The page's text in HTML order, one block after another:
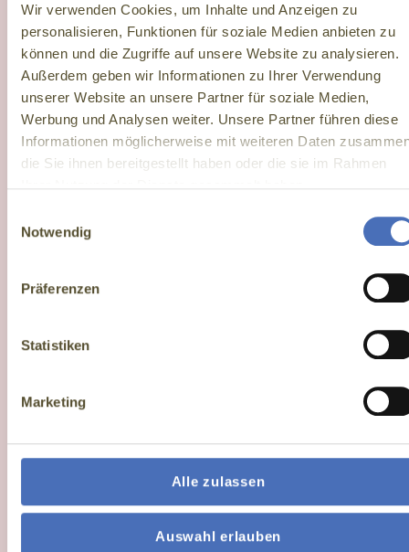
Wir verwenden Cookies, um Inhalte und Anzeigen zu
personalisieren, Funktionen für soziale Medien anbieten zu
können und die Zugriffe auf unsere Website zu analysieren.
Außerdem geben wir Informationen zu Ihrer Verwendung
unserer Website an unsere Partner für soziale Medien,
Werbung und Analysen weiter. Unsere Partner führen diese
Informationen möglicherweise mit weiteren Daten
die Sie ihnen bereitgestellt haben oder die sie im Rahmen
Notwendig
Präferenzen
Statistiken
Marketing
Alle zulassen
Auswahl erlauben
Juden, die in den 1920er- und 1930er-Jahren in Fulda zu
Hause waren. Zwölf mobile Aufsteller machen die
Menschen in Bild und Text unmittelbar erlebbar.
DAS
LEBEN
Gefertigt aus
Sockel zeigen
die Menschen
annähernder
STARKE
PARTNERSCHAFT
für jüdisches
Fulda, die mit
großer
Sorgfalt die
ZEITGESCHICHTE
NEU
mithilfe von
Jetzt